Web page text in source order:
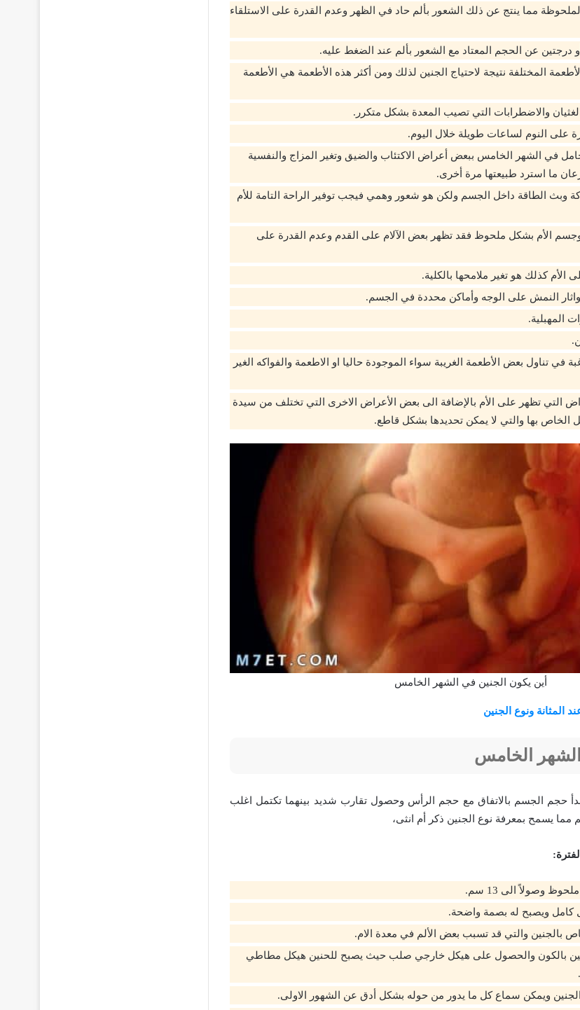
الملحوظة مما ينتج عن ذلك الشعور بألم حاد في الظهر وعدم القدرة على الاستلقاء
درجتين عن الحجم المعتاد مع الشعور بألم عند الضغط عليه.
المختلفة نتيجة لاحتياج الجنين لذلك ومن أكثر هذه الأطعمة هي الأطعمة
والاضطرابات التي تصيب المعدة بشكل متكرر.
على النوم لساعات طويلة خلال اليوم.
في الشهر الخامس ببعض أعراض الاكتئاب والضيق وتغير المزاج والنفسية
ما استرد طبيعتها مرة أخرى.
وبث الطاقة داخل الجسم ولكن هو شعور وهمي فيجب توفير الراحة التامة للأم
وجسم الأم بشكل ملحوظ فقد تظهر بعض الآلام على القدم وعدم القدرة على
الأم كذلك هو تغير ملامحها بالكلية.
النمش على الوجه وأماكن محددة في الجسم.
المهبلية.
في تناول بعض الأطعمة الغريبة سواء الموجودة حاليا او الاطعمة والفواكه الغير
التي تظهر على الأم بالإضافة الى بعض الأعراض الاخرى التي تختلف من سيدة
بها والتي لا يمكن تحديدها بشكل قاطع.
أين يكون الجنين في الشهر الخامس
المثانة ونوع الجنين
الخامس
حجم الجسم بالاتفاق مع حجم الرأس وحصول تقارب شديد بينهما تكتمل اغلب
مما يسمح بمعرفة نوع الجنين ذكر أم انثى،
وصولاً الى 13 سم.
كامل ويصبح له بصمة واضحة.
بالجنين والتي قد تسبب بعض الألم في معدة الام.
بالكون والحصول على هيكل خارجي صلب حيث يصبح للحنين هيكل مطاطي
ويمكن سماع كل ما يدور من حوله بشكل أدق عن الشهور الاولى.